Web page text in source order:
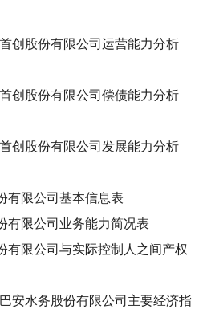
创股份有限公司运营能力分析
创股份有限公司偿债能力分析
创股份有限公司发展能力分析
有限公司基本信息表
有限公司业务能力简况表
有限公司与实际控制人之间产权
安水务股份有限公司主要经济指